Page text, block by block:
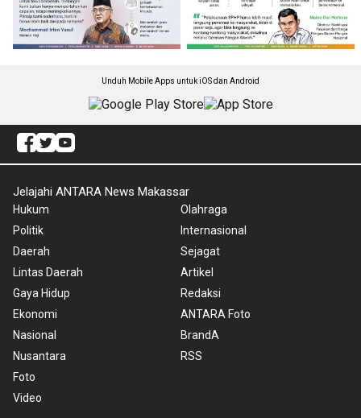
Unduh Mobile Apps untuk iOS dan Android
Jelajahi ANTARA News Makassar
Hukum
Politik
Daerah
Lintas Daerah
Gaya Hidup
Ekonomi
Nasional
Nusantara
Foto
Video
Olahraga
Internasional
Sejagat
Artikel
Redaksi
ANTARA Foto
BrandA
RSS